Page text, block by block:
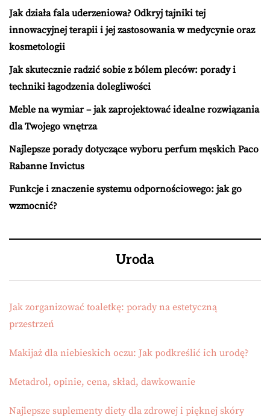
Jak działa fala uderzeniowa? Odkryj tajniki tej
innowacyjnej terapii i jej zastosowania w medycynie oraz
kosmetologii
Jak skutecznie radzić sobie z bólem pleców: porady i
techniki łagodzenia dolegliwości
Meble na wymiar – jak zaprojektować idealne rozwiązania
dla Twojego wnętrza
Najlepsze porady dotyczące wyboru perfum męskich Paco
Rabanne Invictus
Funkcje i znaczenie systemu odpornościowego: jak go
wzmocnić?
Uroda
Jak zorganizować toaletkę: porady na estetyczną
przestrzeń
Makijaż dla niebieskich oczu: Jak podkreślić ich urodę?
Metadrol, opinie, cena, skład, dawkowanie
Najlepsze suplementy diety dla zdrowej i pięknej skóry